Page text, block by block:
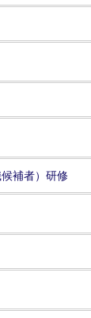
補者）研修